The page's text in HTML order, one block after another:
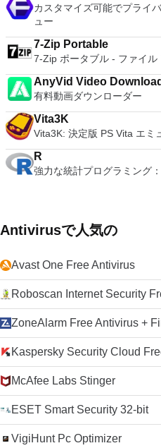
カスタマイズ可能でプライ
ュー
7-Zip Portable
7-Zip ポータブル - ファイル
AnyVid Video
有料動画ダウンローダー
Vita3K
Vita3K: 決定版 PS Vita エミ
R
強力な統計プログラミング
Antivirusで人気の
Avast One Free Antivirus
Roboscan Internet Security
ZoneAlarm Free Antivirus +
Kaspersky Security Cloud
McAfee Labs Stinger
ESET Smart Security 32-bit
VigiHunt Pc Optimizer